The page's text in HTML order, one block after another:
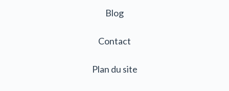
Blog
Contact
Plan du site